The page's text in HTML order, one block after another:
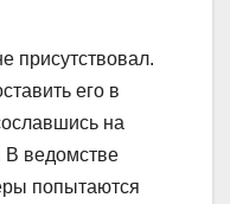
присутствовал.
его в
на
В ведомстве
попытаются